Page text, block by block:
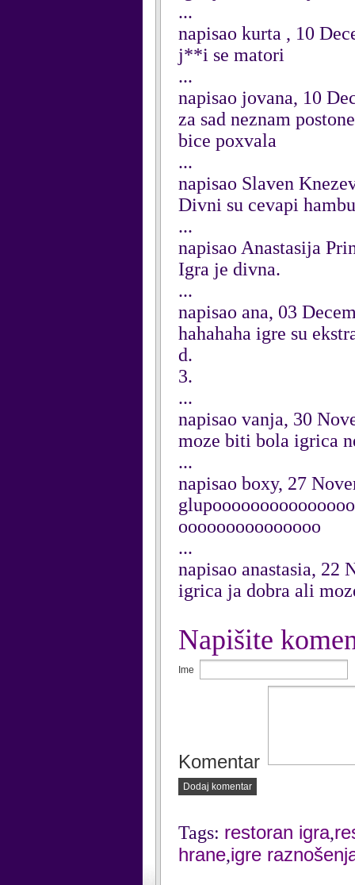
...
napisao kurta , 10
j**i se matori
...
napisao jovana, 10
za sad neznam
bice poxvala
...
napisao Slaven
Divni su cevapi
...
napisao Anastasija
Igra je divna.
...
napisao ana, 03
hahahaha igre su
d.
3.
...
napisao vanja, 30
moze biti bola igrica
...
napisao boxy, 27
ooooooooooooooo
...
napisao anastasia, 22
igrica ja dobra ali
Napišite
Ime
Komentar
Dodaj komentar
Tags: restoran igra,
hrane,igre